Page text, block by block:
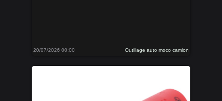
20/07/2026 00:00 Outillage auto moco camion